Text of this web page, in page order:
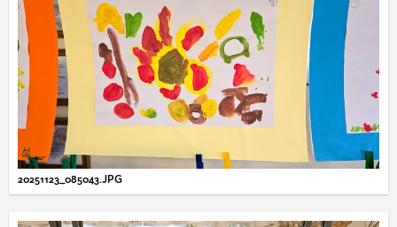
20251123_085043.JPG